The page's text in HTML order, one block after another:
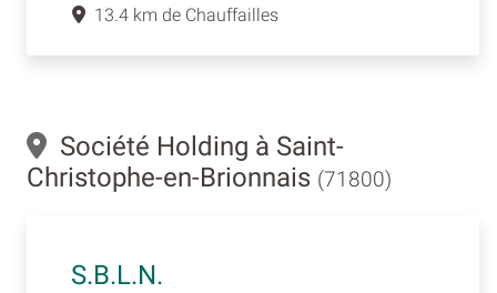
13.4 km de Chauffailles
Société Holding à Saint-
Christophe-en-Brionnais (71800)
S.B.L.N.